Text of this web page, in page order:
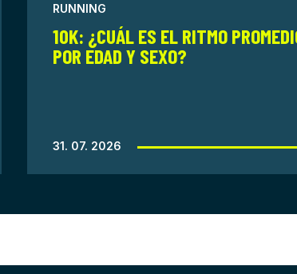
RUNNING
10K: ¿CUÁL ES EL RITMO
POR EDAD Y SEXO?
31. 07. 2026